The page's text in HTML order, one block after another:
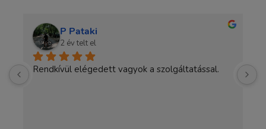
P Pataki
2 év telt el
Rendkívül elégedett vagyok a szolgáltatással.